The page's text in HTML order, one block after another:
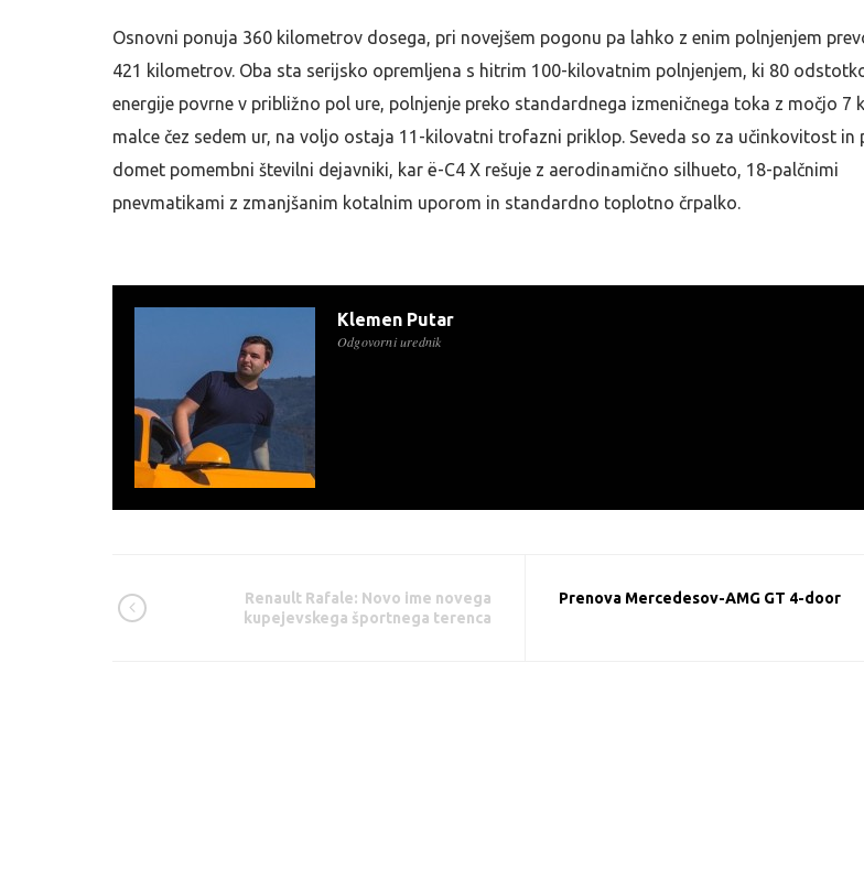
Osnovni ponuja 360 kilometrov dosega, pri novejšem pogonu pa lahko z enim polnjenjem
421 kilometrov. Oba sta serijsko opremljena s hitrim 100-kilovatnim polnjenjem, ki 80
energije povrne v približno pol ure, polnjenje preko standardnega izmeničnega toka z močjo 7
malce čez sedem ur, na voljo ostaja 11-kilovatni trofazni priklop. Seveda so za učinkovitost in
domet pomembni številni dejavniki, kar ë-C4 X rešuje z aerodinamično silhueto, 18-palčnimi
pnevmatikami z zmanjšanim kotalnim uporom in standardno toplotno črpalko.
Klemen Putar
Odgovorni urednik
Renault Rafale: Novo ime novega
kupejevskega športnega terenca
Prenova Mercedesov-AMG GT 4-door